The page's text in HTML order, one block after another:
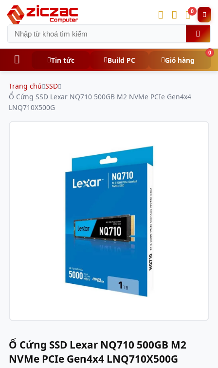
0
Tin tức Build PC Giỏ hàng
0
Trang chủ SSD
Ổ Cứng SSD Lexar NQ710 500GB M2 NVMe PCIe Gen4x4
LNQ710X500G
Ổ Cứng SSD Lexar NQ710 500GB M2
NVMe PCIe Gen4x4 LNQ710X500G